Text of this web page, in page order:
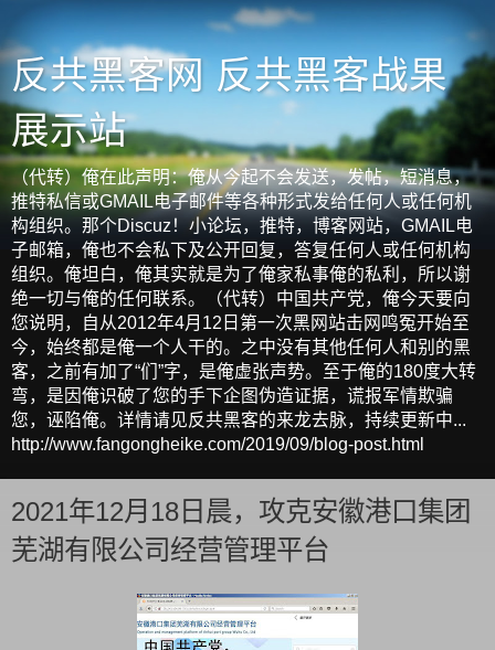
反共黑客网 反共黑客战果
展示站
（代转）俺在此声明：俺从今起不会发送，发帖，短消息，
推特私信或GMAIL电子邮件等各种形式发给任何人或任何机
构组织。那个Discuz！小论坛，推特，博客网站，GMAIL电
子邮箱，俺也不会私下及公开回复，答复任何人或任何机构
组织。俺坦白，俺其实就是为了俺家私事俺的私利，所以谢
绝一切与俺的任何联系。（代转）中国共产党，俺今天要向
您说明，自从2012年4月12日第一次黑网站击网鸣冤开始至
今，始终都是俺一个人干的。之中没有其他任何人和别的黑
客，之前有加了“们”字，是俺虚张声势。至于俺的180度大转
弯，是因俺识破了您的手下企图伪造证据，谎报军情欺骗
您，诬陷俺。详情请见反共黑客的来龙去脉，持续更新中...
http://www.fangongheike.com/2019/09/blog-post.html
2021年12月18日晨，攻克安徽港口集团
芜湖有限公司经营管理平台